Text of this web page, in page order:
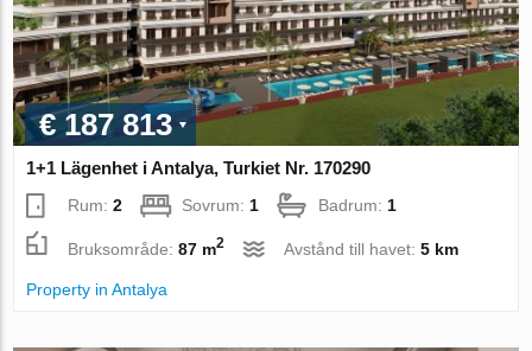
€ 187 813
1+1 Lägenhet i Antalya, Turkiet Nr. 170290
Rum:2 Sovrum:1 Badrum:1
Bruksområde:87 m2 Avstånd till havet:5 km
Property in Antalya